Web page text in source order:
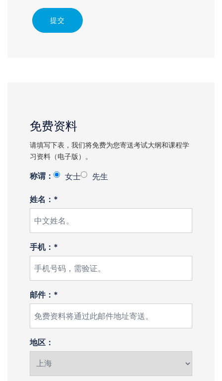
提交
免费资料
请填写下表，我们将免费为您寄送考试大纲和课程学
习资料（电子版）。
称谓： 女士 先生
姓名：*
手机：*
邮件：*
地区：